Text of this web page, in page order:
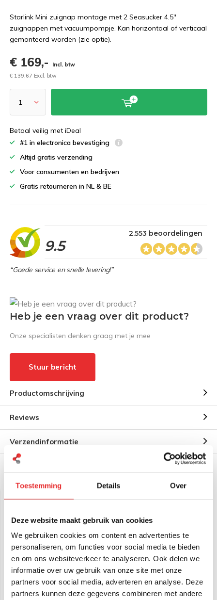
Toestemming Details Over
Deze website maakt gebruik van cookies
We gebruiken cookies om content en advertenties te
personaliseren, om functies voor social media te bieden
en om ons websiteverkeer te analyseren. Ook delen we
informatie over uw gebruik van onze site met onze
partners voor social media, adverteren en analyse. Deze
partners kunnen deze gegevens combineren met andere
Starlink Mini zuignap montage met 2 Seasucker 4.5"
zuignappen met vacuumpompje. Kan horizontaal of verticaal
gemonteerd worden (zie optie).
€ 169,-
Incl. btw
€ 139,67 Excl. btw
Betaal veilig met iDeal
#1 in electronica bevestiging
Altijd gratis verzending
Voor consumenten en bedrijven
Gratis retourneren in NL & BE
9.5
2.553 beoordelingen
“Goede service en snelle levering!”
Heb je een vraag over dit product?
Onze specialisten denken graag met je mee
Stuur bericht
Productomschrijving
Reviews
Verzendinformatie
Seasucker 4.5" zuignap
met vacuumpompje
Seasucker Camera Mount
op 4.5" zuignap met
vacuumpompje